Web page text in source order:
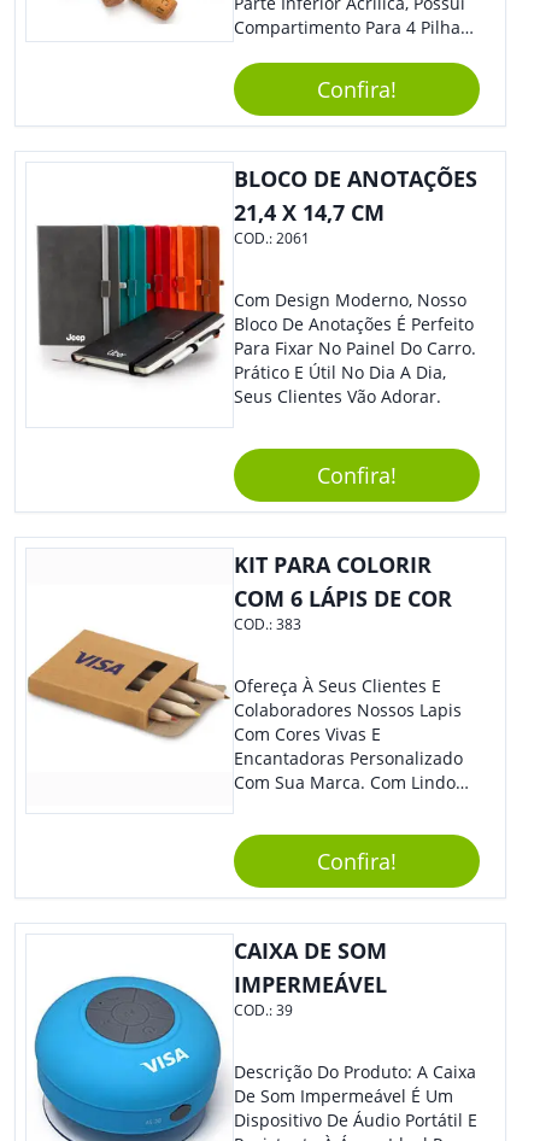
Compartimento Para 4 Pilhas
Acompanha Pilhas) – Contém
Desenho Indicativo De
Abertura E Fechamento Da
Tampa; Botões Para Extração
E Remoção De Rolhas E Parte
Inferior Com Anel Cortador De
Lacre (Removível).
Confira!
BLOCO DE ANOTAÇÕES
21,4 X 14,7 CM
COD.:2061
Com Design Moderno, Nosso
Bloco De Anotações É Perfeito
Para Fixar No Painel Do Carro.
Prático E Útil No Dia A Dia,
Seus Clientes Vão Adorar.
Confira!
KIT PARA COLORIR
COM 6 LÁPIS DE COR
COD.:383
Ofereça À Seus Clientes E
Colaboradores Nossos Lapis
Com Cores Vivas E
Encantadoras Personalizado
Com Sua Marca. Com Lindo
Para Diversas Ocasiões.
Perfeito, Não É?!
Confira!
CAIXA DE SOM
IMPERMEÁVEL
COD.:39
Descrição Do Produto: A Caixa
De Som Impermeável É Um
Dispositivo De Áudio Portátil E